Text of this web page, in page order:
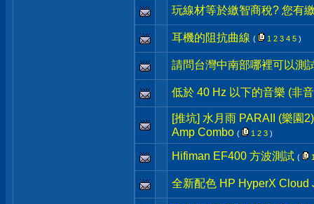
玩線材等於繳智商稅? 您有
耳機的阻抗曲線 ( 1 2 3 4 5 )
請問台灣中南部哪裡可以測
低於 40 Hz 以下的音樂 (非
[推坑] 水月雨 PARAII (樂園
Amp Combo ( 1 2 3 )
Hifiman EF400 方波測試 (
全新配色 HP HyperX Cloud